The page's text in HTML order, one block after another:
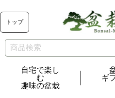
ンツに
進む
トップ
自宅で楽し
む
趣味の盆栽
ギ